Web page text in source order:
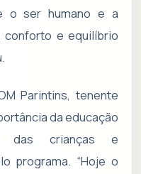
o ser humano e a
conforto e equilíbrio
Parintins, tenente
da educação
das crianças e
programa. “Hoje o